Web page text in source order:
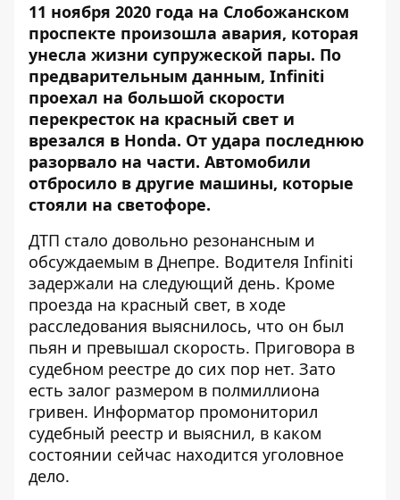
11 ноября 2020 года на Слобожанском
проспекте произошла авария, которая
унесла жизни супружеской пары. По
предварительным данным, Infiniti
проехал на большой скорости
перекресток на красный свет и
врезался в Honda. От удара последнюю
разорвало на части. Автомобили
отбросило в другие машины, которые
стояли на светофоре.
ДТП стало довольно резонансным и
обсуждаемым в Днепре. Водителя Infiniti
задержали на следующий день. Кроме
проезда на красный свет, в ходе
расследования выяснилось, что он был
пьян и превышал скорость. Приговора в
судебном реестре до сих пор нет. Зато
есть залог размером в полмиллиона
гривен. Информатор промониторил
судебный реестр и выяснил, в каком
состоянии сейчас находится уголовное
дело.